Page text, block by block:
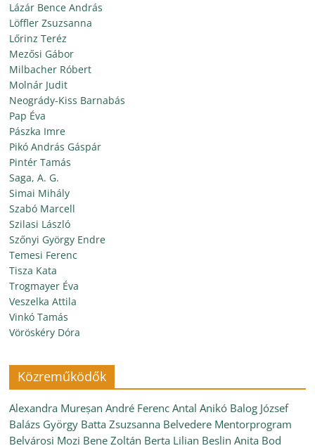
Lázár Bence András
Löffler Zsuzsanna
Lőrinz Teréz
Mezősi Gábor
Milbacher Róbert
Molnár Judit
Neogrády-Kiss Barnabás
Pap Éva
Pászka Imre
Pikó András Gáspár
Pintér Tamás
Saga, A. G.
Simai Mihály
Szabó Marcell
Szilasi László
Szőnyi György Endre
Temesi Ferenc
Tisza Kata
Trogmayer Éva
Veszelka Attila
Vinkó Tamás
Vöröskéry Dóra
Közreműködők
Alexandra Mureșan André Ferenc Antal Anikó Balog József
Balázs György Batta Zsuzsanna Belvedere Mentorprogram
Belvárosi Mozi Bene Zoltán Berta Lilian Beslin Anita Bod